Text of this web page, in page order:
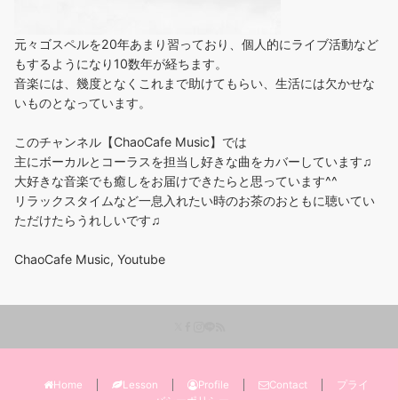
元々ゴスペルを20年あまり習っており、個人的にライブ活動など
もするようになり10数年が経ちます。
音楽には、幾度となくこれまで助けてもらい、生活には欠かせな
いものとなっています。
このチャンネル【ChaoCafe Music】では
主にボーカルとコーラスを担当し好きな曲をカバーしています♫
大好きな音楽でも癒しをお届けできたらと思っています^^
リラックスタイムなど一息入れたい時のお茶のおともに聴いてい
ただけたらうれしいです♫
ChaoCafe Music, Youtube
Home Lesson Profile Contact
プライ